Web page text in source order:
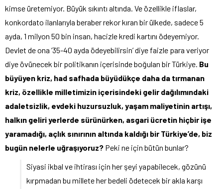
kimse üretemiyor. Büyük sıkıntı altında. Ve özellikle iflaslar,
konkordato ilanlarıyla beraber rekor kıran bir ülkede, sadece 5
ayda, 1 milyon 50 bin insan, hacizle kredi kartını ödeyemiyor.
Devlet de ona ’35-40 ayda ödeyebilirsin’ diye faizle para veriyor
diye övünecek bir politikanın içerisinde boğulan bir Türkiye. Bu
büyüyen kriz, had safhada büyüdükçe daha da tırmanan
kriz, özellikle milletimizin içerisindeki gelir dağılımındaki
adaletsizlik, evdeki huzursuzluk, yaşam maliyetinin artışı,
halkın geliri yerlerde sürünürken, asgari ücretin hiçbir işe
yaramadığı, açlık sınırının altında kaldığı bir Türkiye’de, biz
bugün nelerle uğraşıyoruz? Peki ne için bütün bunlar?
Siyasi ikbal ve ihtirası için her şeyi yapabilecek, gözünü
kırpmadan bu millete her bedeli ödetecek bir akla karşı